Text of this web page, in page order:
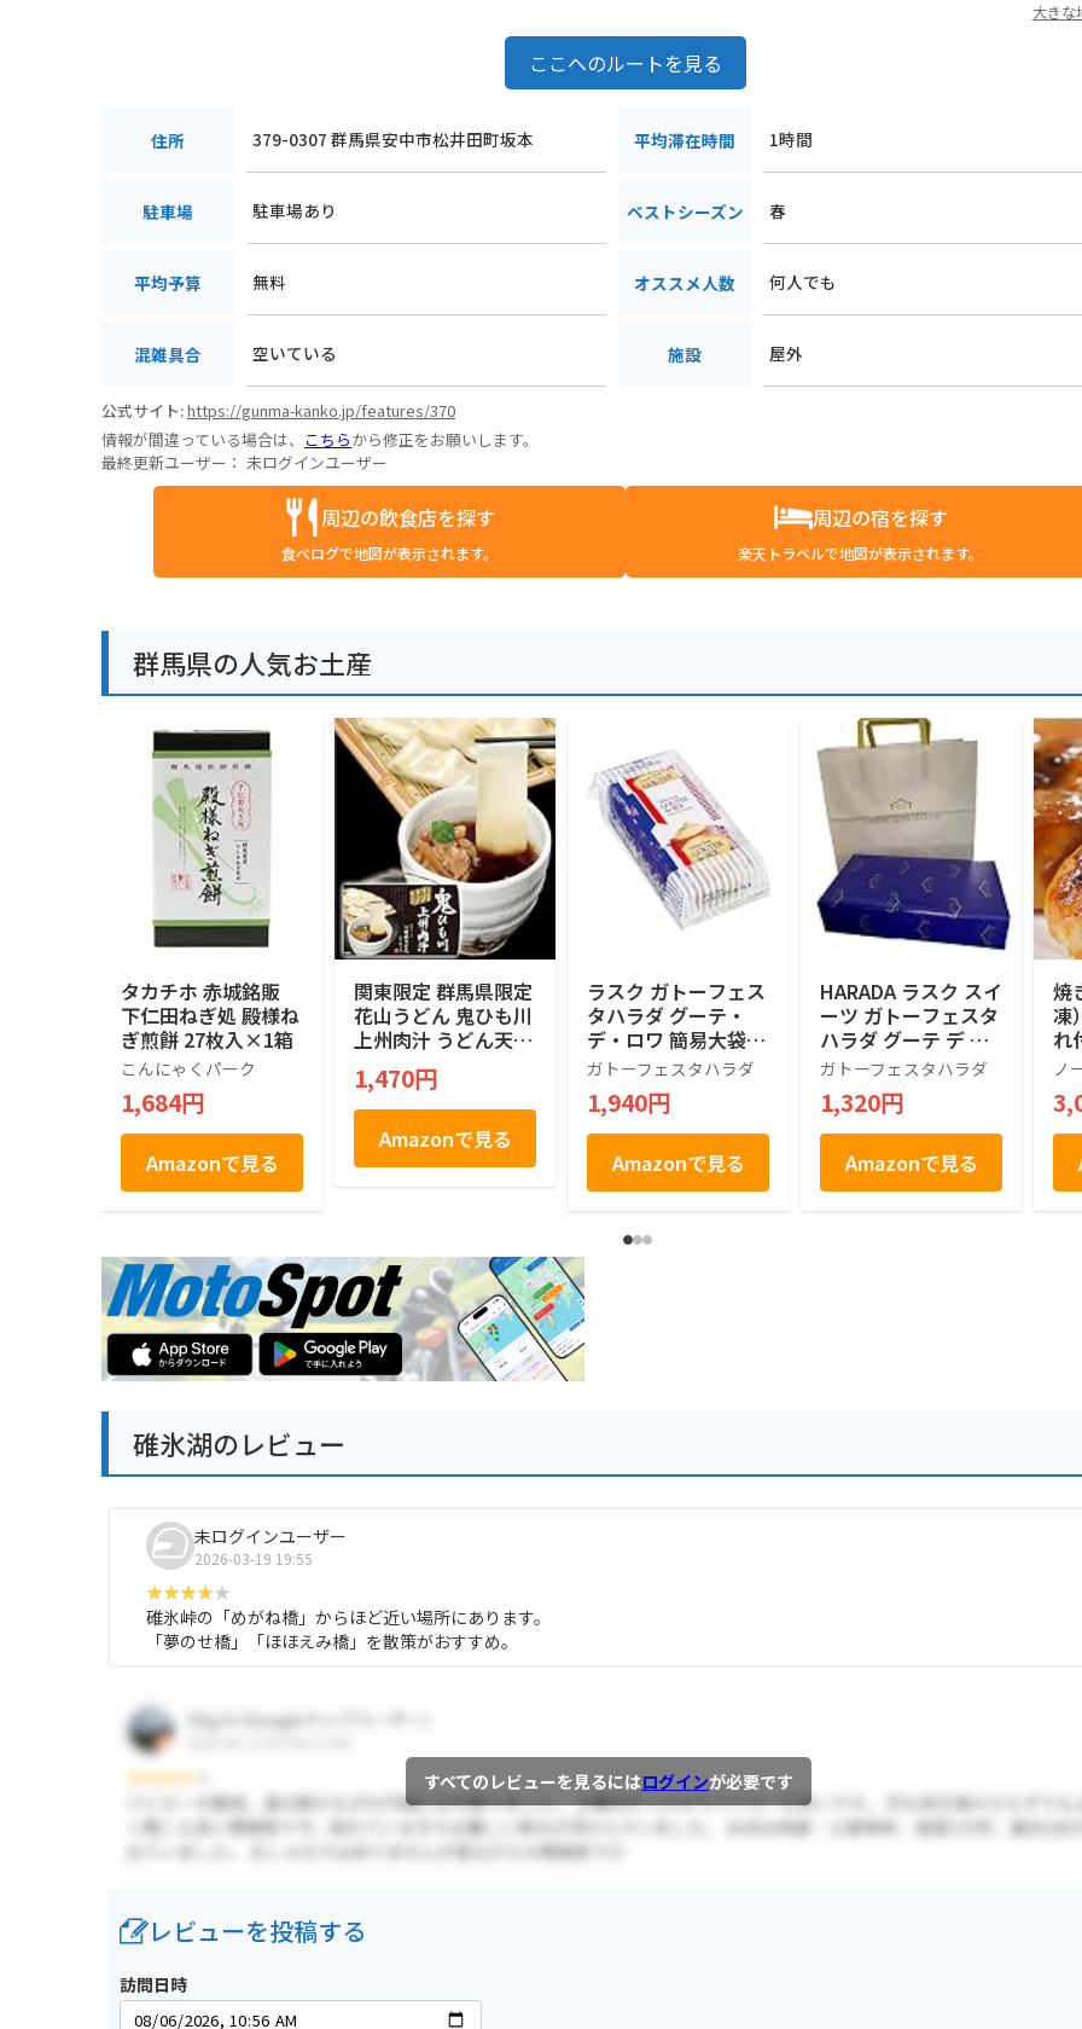
大きな
ここへのルートを見る
住所 379-0307 群馬県安中市松井田町坂本 平均滞在時間 1時間
駐車場 駐車場あり ベストシーズン 春
平均予算 無料 オススメ人数 何人でも
混雑具合 空いている 施設 屋外
公式サイト:https://gunma-kanko.jp/features/370
情報が間違っている場合は、 こちらから修正をお願いします。
最終更新ユーザー： 未ログインユーザー
周辺の飲食店を探す
食べログで地図が表示されます。
周辺の宿を探す
楽天トラベルで地図が表示されます。
群馬県の人気お土産
タカチホ 赤城銘販
下仁田ねぎ処 殿様ね
ぎ煎餅 27枚入×1箱
こんにゃくパーク
1,684円
Amazonで見る
関東限定 群馬県限定
花山うどん 鬼ひも川
上州肉汁 うどん天下
一決定戦2015 三年
連続一位 五十年の時
を経てここに複活 創
業明治二十七年 三人
前・つゆ付き ひもか
わ 420g(めん90gx3
1,470円
Amazonで見る
ラスク ガトーフェス
タハラダ グーテ・
デ・ロワ 簡易大袋 R
6 王様のおやつ 26個
(x 1)
ガトーフェスタハラダ
1,940円
Amazonで見る
HARADA ラスク スイ
ーツ ガトーフェスタ
ハラダ グーテ デ ロ
ワ Ｒ５ ７袋 １４枚
入り
ガトーフェスタハラダ
1,320円
Amazonで見る
焼
凍
れ
沢
ノ
碓氷湖のレビュー
未ログインユーザー
2026-03-19 19:55
碓氷峠の「めがね橋」からほど近い場所にあります。
「夢のせ橋」「ほほえみ橋」を散策がおすすめ。
すべてのレビューを見るにはログインが必要です
レビューを投稿する
訪問日時